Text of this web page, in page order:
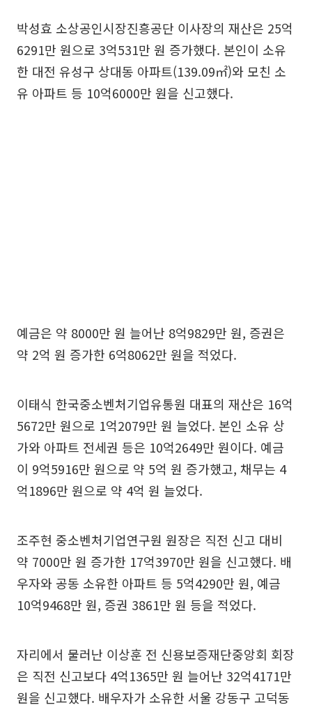
박성효 소상공인시장진흥공단 이사장의 재산은 25억
6291만 원으로 3억531만 원 증가했다. 본인이 소유
한 대전 유성구 상대동 아파트(139.09㎡)와 모친 소
유 아파트 등 10억6000만 원을 신고했다.
예금은 약 8000만 원 늘어난 8억9829만 원, 증권은
약 2억 원 증가한 6억8062만 원을 적었다.
이태식 한국중소벤처기업유통원 대표의 재산은 16억
5672만 원으로 1억2079만 원 늘었다. 본인 소유 상
가와 아파트 전세권 등은 10억2649만 원이다. 예금
이 9억5916만 원으로 약 5억 원 증가했고, 채무는 4
억1896만 원으로 약 4억 원 늘었다.
조주현 중소벤처기업연구원 원장은 직전 신고 대비
약 7000만 원 증가한 17억3970만 원을 신고했다. 배
우자와 공동 소유한 아파트 등 5억4290만 원, 예금
10억9468만 원, 증권 3861만 원 등을 적었다.
자리에서 물러난 이상훈 전 신용보증재단중앙회 회장
은 직전 신고보다 4억1365만 원 늘어난 32억4171만
원을 신고했다. 배우자가 소유한 서울 강동구 고덕동